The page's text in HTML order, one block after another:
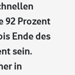
92 Prozent
Ende des
sein.
in